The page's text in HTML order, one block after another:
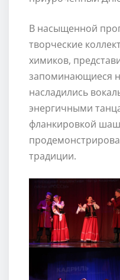
В насыщенной
творческие
химиков,
запоминающиеся
насладились
энергичными
фланкировкой
традиции.